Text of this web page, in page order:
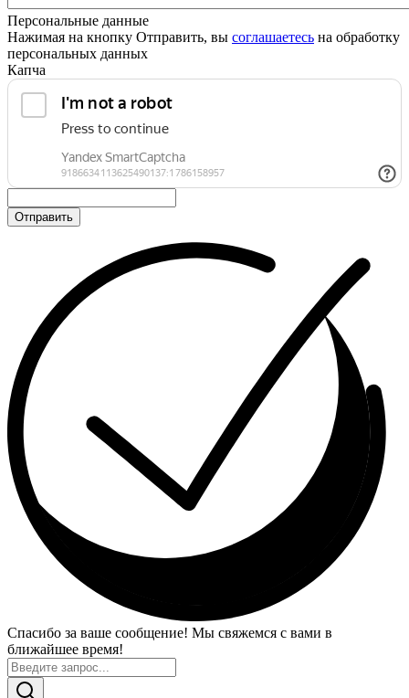
Персональные данные
Нажимая на кнопку Отправить, вы соглашаетесь на обработку
персональных данных
Капча
Отправить
Спасибо за ваше сообщение! Мы свяжемся с вами в
ближайшее время!